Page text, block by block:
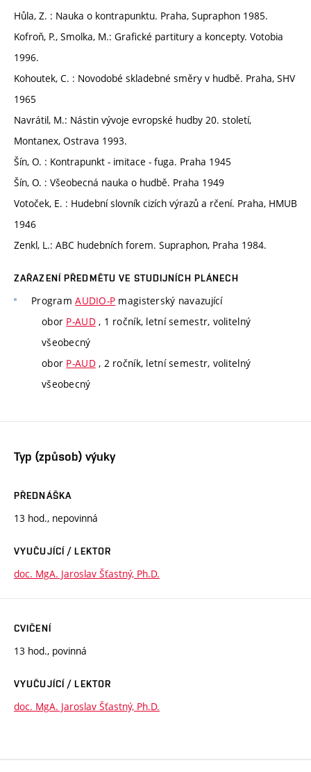
Hůla, Z. : Nauka o kontrapunktu. Praha, Supraphon 1985.
Kofroň, P., Smolka, M.: Grafické partitury a koncepty. Votobia
1996.
Kohoutek, C. : Novodobé skladebné směry v hudbě. Praha, SHV
1965
Navrátil, M.: Nástin vývoje evropské hudby 20. století,
Montanex, Ostrava 1993.
Šín, O. : Kontrapunkt - imitace - fuga. Praha 1945
Šín, O. : Všeobecná nauka o hudbě. Praha 1949
Votoček, E. : Hudební slovník cizích výrazů a rčení. Praha, HMUB
1946
Zenkl, L.: ABC hudebních forem. Supraphon, Praha 1984.
ZAŘAZENÍ PŘEDMĚTU VE STUDIJNÍCH PLÁNECH
ProgramAUDIO-P magisterský navazující
obor P-AUD, 1 ročník, letní semestr, volitelný
všeobecný
obor P-AUD, 2 ročník, letní semestr, volitelný
všeobecný
Typ (způsob) výuky
PŘEDNÁŠKA
13 hod., nepovinná
VYUČUJÍCÍ / LEKTOR
doc. MgA. Jaroslav Šťastný, Ph.D.
CVIČENÍ
13 hod., povinná
VYUČUJÍCÍ / LEKTOR
doc. MgA. Jaroslav Šťastný, Ph.D.